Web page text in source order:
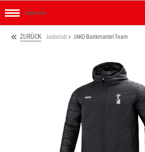
Judoclub
ZURÜCK Judoclub JAKO Bankmantel Team